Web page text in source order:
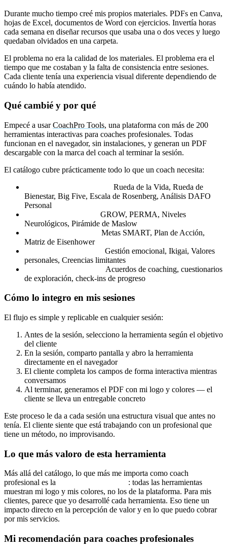
Durante mucho tiempo creé mis propios materiales. PDFs en Canva,
hojas de Excel, documentos de Word con ejercicios. Invertía horas
cada semana en diseñar recursos que usaba una o dos veces y luego
quedaban olvidados en una carpeta.
El problema no era la calidad de los materiales. El problema era el
tiempo que me costaban y la falta de consistencia entre sesiones.
Cada cliente tenía una experiencia visual diferente dependiendo de
cuándo lo había atendido.
Qué cambié y por qué
Empecé a usarCoachPro Tools, una plataforma con más de 200
herramientas interactivas para coaches profesionales. Todas
funcionan en el navegador, sin instalaciones, y generan un PDF
descargable con la marca del coach al terminar la sesión.
El catálogo cubre prácticamente todo lo que un coach necesita:
Rueda de la Vida, Rueda de
Bienestar, Big Five, Escala de Rosenberg, Análisis DAFO
Personal
GROW, PERMA, Niveles
Neurológicos, Pirámide de Maslow
Metas SMART, Plan de Acción,
Matriz de Eisenhower
Gestión emocional, Ikigai, Valores
personales, Creencias limitantes
Acuerdos de coaching, cuestionarios
de exploración, check-ins de progreso
Cómo lo integro en mis sesiones
El flujo es simple y replicable en cualquier sesión:
Antes de la sesión, selecciono la herramienta según el objetivo
del cliente
En la sesión, comparto pantalla y abro la herramienta
directamente en el navegador
El cliente completa los campos de forma interactiva mientras
conversamos
Al terminar, generamos el PDF con mi logo y colores — el
cliente se lleva un entregable concreto
Este proceso le da a cada sesión una estructura visual que antes no
tenía. El cliente siente que está trabajando con un profesional que
tiene un método, no improvisando.
Lo que más valoro de esta herramienta
Más allá del catálogo, lo que más me importa como coach
profesional es la
: todas las herramientas
muestran mi logo y mis colores, no los de la plataforma. Para mis
clientes, parece que yo desarrollé cada herramienta. Eso tiene un
impacto directo en la percepción de valor y en lo que puedo cobrar
por mis servicios.
Mi recomendación para coaches profesionales